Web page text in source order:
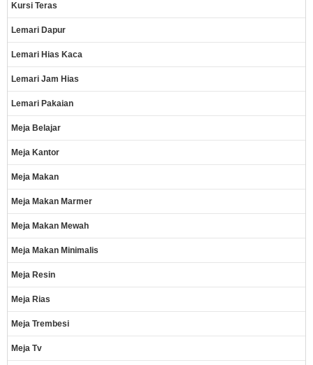
Kursi Teras
Lemari Dapur
Lemari Hias Kaca
Lemari Jam Hias
Lemari Pakaian
Meja Belajar
Meja Kantor
Meja Makan
Meja Makan Marmer
Meja Makan Mewah
Meja Makan Minimalis
Meja Resin
Meja Rias
Meja Trembesi
Meja Tv